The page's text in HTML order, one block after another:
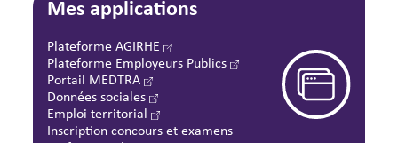
Mes applications
Plateforme AGIRHE
Plateforme Employeurs Publics
Portail MEDTRA
Données sociales
Emploi territorial
Inscription concours et examens